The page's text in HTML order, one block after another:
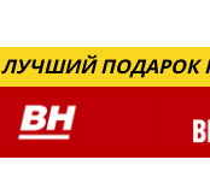
ЛУЧШИЙ ПОДАРОК